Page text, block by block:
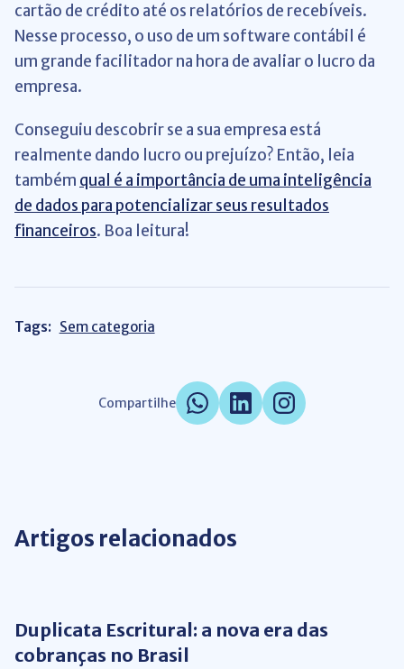
cartão de crédito até os relatórios de recebíveis.
Nesse processo, o uso de um software contábil é
um grande facilitador na hora de avaliar o lucro da
empresa.
Conseguiu descobrir se a sua empresa está
realmente dando lucro ou prejuízo? Então, leia
também qual é a importância de uma inteligência
de dados para potencializar seus resultados
financeiros. Boa leitura!
Tags: Sem categoria
Compartilhe
Artigos relacionados
Duplicata Escritural: a nova era das
cobranças no Brasil